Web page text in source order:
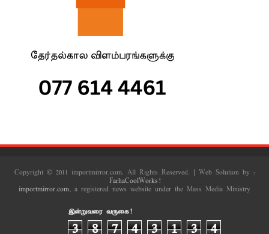
Copyright © 2011 importmirror.com. All Rights Reserved. | Web Solution by :
FarhaCoolWorks!
importmirror.com, a registered news website under the Mass Media Ministry
இன்றுவரை வருகை!
3 8 7 4 3 1 3 4